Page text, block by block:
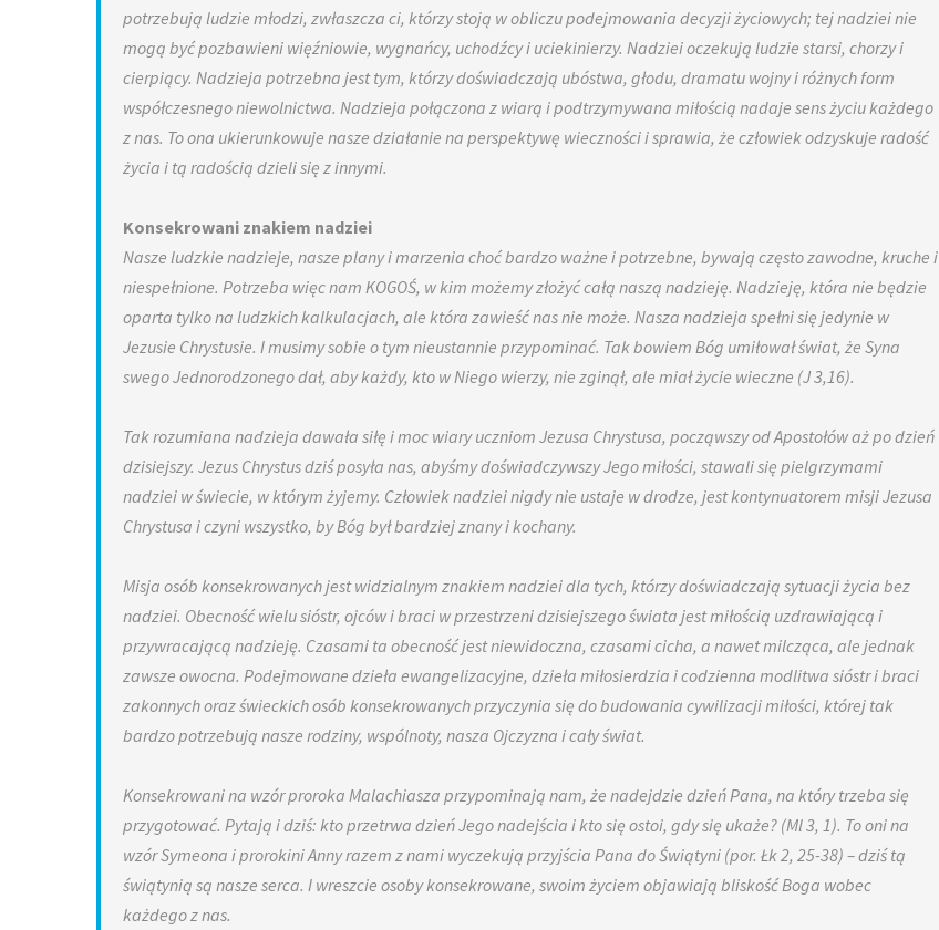
potrzebują ludzie młodzi, zwłaszcza ci, którzy stoją w obliczu podejmowania decyzji życiowych; tej nadziei nie
mogą być pozbawieni więźniowie, wygnańcy, uchodźcy i uciekinierzy. Nadziei oczekują ludzie starsi, chorzy i
cierpiący. Nadzieja potrzebna jest tym, którzy doświadczają ubóstwa, głodu, dramatu wojny i różnych form
współczesnego niewolnictwa. Nadzieja połączona z wiarą i podtrzymywana miłością nadaje sens życiu każdego
z nas. To ona ukierunkowuje nasze działanie na perspektywę wieczności i sprawia, że człowiek odzyskuje radość
życia i tą radością dzieli się z innymi.
Konsekrowani znakiem nadziei
Nasze ludzkie nadzieje, nasze plany i marzenia choć bardzo ważne i potrzebne, bywają często zawodne, kruche i
niespełnione. Potrzeba więc nam KOGOŚ, w kim możemy złożyć całą naszą nadzieję. Nadzieję, która nie będzie
oparta tylko na ludzkich kalkulacjach, ale która zawieść nas nie może. Nasza nadzieja spełni się jedynie w
Jezusie Chrystusie. I musimy sobie o tym nieustannie przypominać. Tak bowiem Bóg umiłował świat, że Syna
swego Jednorodzonego dał, aby każdy, kto w Niego wierzy, nie zginął, ale miał życie wieczne (J 3,16).
Tak rozumiana nadzieja dawała siłę i moc wiary uczniom Jezusa Chrystusa, począwszy od Apostołów aż po dzień
dzisiejszy. Jezus Chrystus dziś posyła nas, abyśmy doświadczywszy Jego miłości, stawali się pielgrzymami
nadziei w świecie, w którym żyjemy. Człowiek nadziei nigdy nie ustaje w drodze, jest kontynuatorem misji Jezusa
Chrystusa i czyni wszystko, by Bóg był bardziej znany i kochany.
Misja osób konsekrowanych jest widzialnym znakiem nadziei dla tych, którzy doświadczają sytuacji życia bez
nadziei. Obecność wielu sióstr, ojców i braci w przestrzeni dzisiejszego świata jest miłością uzdrawiającą i
przywracającą nadzieję. Czasami ta obecność jest niewidoczna, czasami cicha, a nawet milcząca, ale jednak
zawsze owocna. Podejmowane dzieła ewangelizacyjne, dzieła miłosierdzia i codzienna modlitwa sióstr i braci
zakonnych oraz świeckich osób konsekrowanych przyczynia się do budowania cywilizacji miłości, której tak
bardzo potrzebują nasze rodziny, wspólnoty, nasza Ojczyzna i cały świat.
Konsekrowani na wzór proroka Malachiasza przypominają nam, że nadejdzie dzień Pana, na który trzeba się
przygotować. Pytają i dziś: kto przetrwa dzień Jego nadejścia i kto się ostoi, gdy się ukaże? (Ml 3, 1). To oni na
wzór Symeona i prorokini Anny razem z nami wyczekują przyjścia Pana do Świątyni (por. Łk 2, 25-38) – dziś tą
świątynią są nasze serca. I wreszcie osoby konsekrowane, swoim życiem objawiają bliskość Boga wobec
każdego z nas.